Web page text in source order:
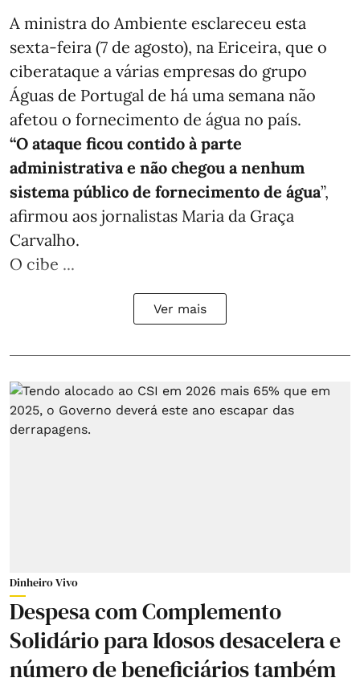
A ministra do Ambiente esclareceu esta
sexta-feira (7 de agosto), na Ericeira, que o
ciberataque a várias empresas do grupo
Águas de Portugal de há uma semana não
afetou o fornecimento de água no país.
“O ataque ficou contido à parte
administrativa e não chegou a nenhum
sistema público de fornecimento de água”,
afirmou aos jornalistas Maria da Graça
Carvalho.
O cibe ...
Ver mais
Dinheiro Vivo
Despesa com Complemento
Solidário para Idosos desacelera e
número de beneficiários também